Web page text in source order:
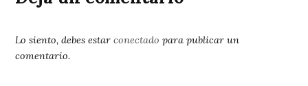
Lo siento, debes estarconectado para publicar un
comentario.